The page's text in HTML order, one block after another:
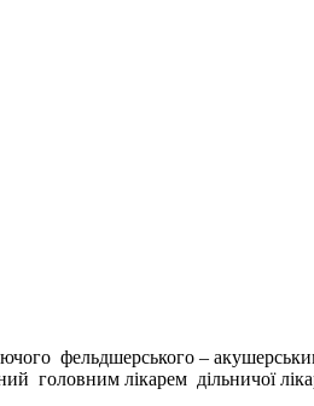
фельдшерського –
головним лікарем дільничої